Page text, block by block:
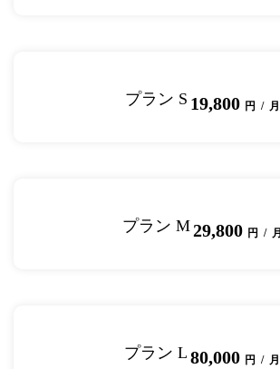
プラン S 19,800 円 / 月
プラン M29,800 円 / 月
プラン L 80,000 円 / 月